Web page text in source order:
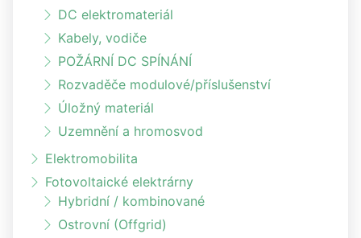
DC elektromateriál
Kabely, vodiče
POŽÁRNÍ DC SPÍNÁNÍ
Rozvaděče modulové/příslušenství
Úložný materiál
Uzemnění a hromosvod
Elektromobilita
Fotovoltaické elektrárny
Hybridní / kombinované
Ostrovní (Offgrid)